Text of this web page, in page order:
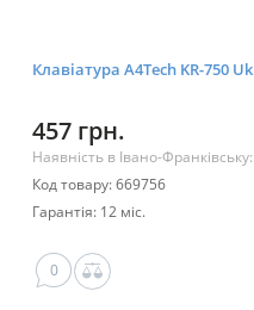
Клавіатура A4Tech KR-750
457 грн.
Наявність в Івано-Франківську:
Код товару: 669756
Гарантія: 12 міс.
0